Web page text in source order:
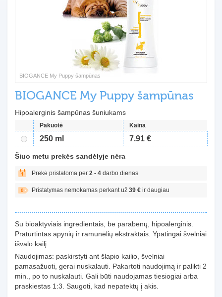
BIOGANCE My Puppy šampūnas
BIOGANCE My Puppy šampūnas
Hipoalerginis šampūnas šuniukams
Pakuotė Kaina
250 ml 7.91 €
Šiuo metu prekės sandėlyje nėra
Prekė pristatoma per 2 - 4 darbo dienas
Pristatymas nemokamas perkant už 39 € ir daugiau
Su bioaktyviais ingredientais, be parabenų, hipoalerginis.
Praturtintas apynių ir ramunėlių ekstraktais. Ypatingai švelniai
išvalo kailį.
Naudojimas: paskirstyti ant šlapio kailio, švelniai
pamasažuoti, gerai nuskalauti. Pakartoti naudojimą ir palikti 2
min., po to nuskalauti. Gali būti naudojamas tiesiogiai arba
praskiestas 1:3. Saugoti, kad nepatektų į akis.